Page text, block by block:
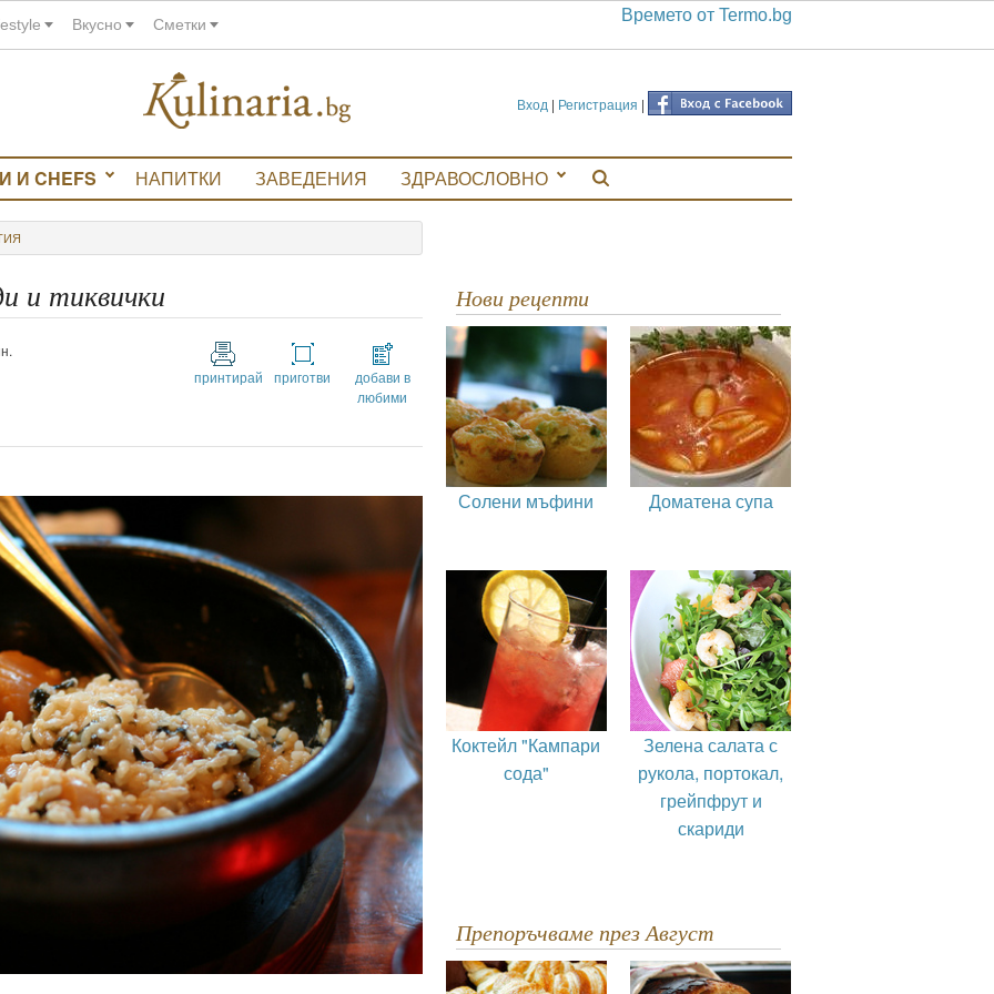
Вкусно Сметки Времето от Termo.bg
Вход | Регистрация |
И CHEFS НАПИТКИ ЗАВЕДЕНИЯ ЗДРАВОСЛОВНО
и тиквички
принтирай приготви
добави в
любими
Нови рецепти
Солени мъфини Доматена супа
Коктейл "Кампари
сода"
Зелена салата с
рукола, портокал,
грейпфрут и
скариди
Препоръчваме през Август